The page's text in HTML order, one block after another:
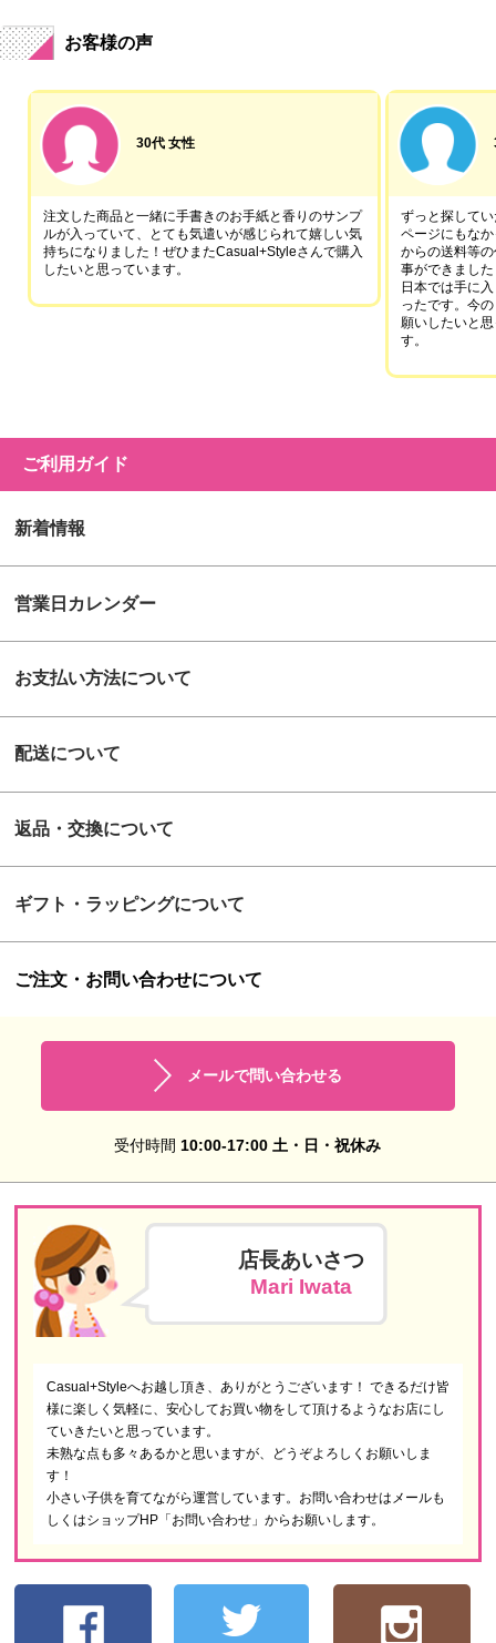
お客様の声
30代 女性
注文した商品と一緒に手書きのお手紙と香りのサンプ
ルが入っていて、とても気遣いが感じられて嬉しい気
持ちになりました！ぜひまたCasual+Styleさんで購入
したいと思っています。
ずっと探して
ページにもな
からの送料等
事ができました
日本では手に
ったです。今
願いしたいと
す。
ご利用ガイド
新着情報
営業日カレンダー
お支払い方法について
配送について
返品・交換について
ギフト・ラッピングについて
ご注文・お問い合わせについて
メールで問い合わせる
受付時間 10:00-17:00 土・日・祝休み
店長あいさつ
Mari Iwata
Casual+Styleへお越し頂き、ありがとうございます！ できるだけ皆
様に楽しく気軽に、安心してお買い物をして頂けるようなお店にし
ていきたいと思っています。
未熟な点も多々あるかと思いますが、どうぞよろしくお願いしま
す！
小さい子供を育てながら運営しています。お問い合わせはメールも
しくはショップHP「お問い合わせ」からお願いします。